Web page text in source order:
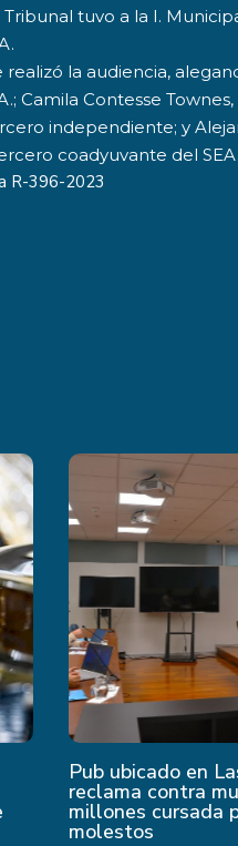
tuvo a la I.
realizó la audiencia,
Camila Contesse
independiente; y
coadyuvante del
R-396-2023
Pub ubicado en
reclama contra
millones cursada
molestos